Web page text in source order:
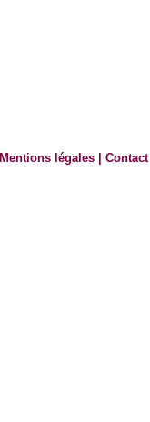
Mentions légales |Contact